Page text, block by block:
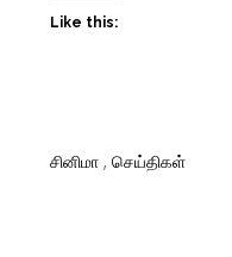
Like this:
சினிமா ,செய்திகள்